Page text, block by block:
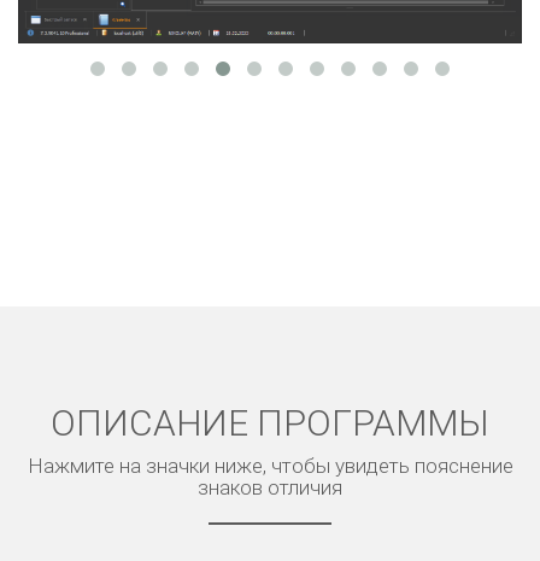
ОПИСАНИЕ ПРОГРАММЫ
Нажмите на значки ниже, чтобы увидеть пояснение
знаков отличия